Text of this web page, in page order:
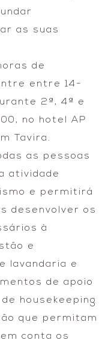
as suas
de
entre 14-
2ª, 4ª e
no hotel AP
Tavira.
as pessoas
atividade
e permitirá
desenvolver os
à
e
lavandaria e
de apoio
housekeeping
que permitam
conta os